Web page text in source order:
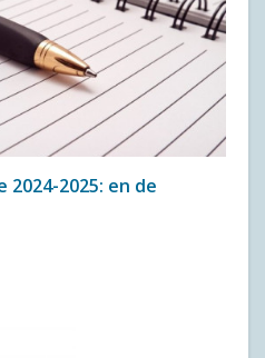
2024-2025: en de